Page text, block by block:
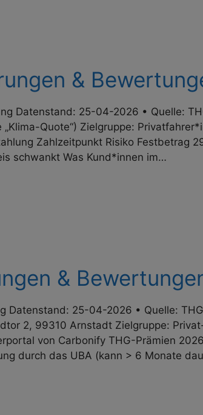
&
Datenstand: 25-04-2026 • Quelle:
Quote“) Zielgruppe:
Zahl­zeit­punkt Risiko Festbetrag
schwankt Was Kund*innen im…
&
Datenstand: 25-04-2026 • Quelle:
2, 99310 Arnstadt Zielgruppe:
von Carbonify THG-Prämien
durch das UBA (kann > 6 Monate